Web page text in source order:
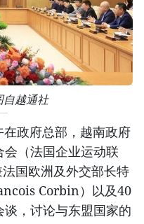
自越通社
政府总部，越南政府
（法国企业运动联
国欧洲及外交部长特
Corbin）以及40
，讨论与东盟国家的